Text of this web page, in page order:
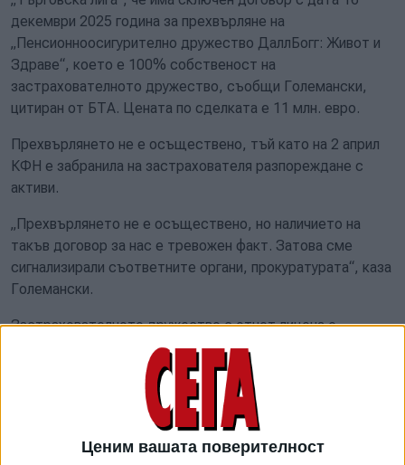
Ценим вашата поверителност
декември 2025 година за прехвърляне на
„Пенсионноосигурително дружество ДаллБогг: Живот и
Здраве“, което е 100% собственост на
застрахователното дружество, съобщи Големански,
цитиран от БТА. Цената по сделката е 11 млн. евро.
Прехвърлянето не е осъществено, тъй като на 2 април
КФН е забранила на застрахователя разпореждане с
активи.
„Прехвърлянето не е осъществено, но наличието на
такъв договор за нас е тревожен факт. Затова сме
сигнализирали съответните органи, прокуратурата“, каза
Големански.
Застрахователното дружество с отнет лиценз е
извършило и други продажби на активи, които пряко
нарушават интересите на застрахованите лица и
увреждат имуществото на компанията. Председателят
на КФН заяви още, че през миналата седмица в КФН са
пристигнали уведомления за съдебни решения в
Софийския градски съд, Окръжен съд - Враца и Окръжен